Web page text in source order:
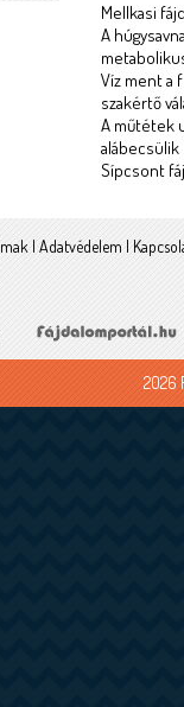
Mellkasi
A
Víz ment a
szakértő
A műtétek
alábecsülik
Sípcsont
| Adatvédelem |
2026